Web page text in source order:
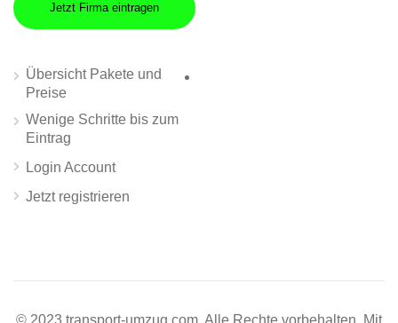
Jetzt Firma eintragen
Übersicht Pakete und
Preise
Wenige Schritte bis zum
Eintrag
Login Account
Jetzt registrieren
© 2023 transport-umzug.com. Alle Rechte vorbehalten. Mit